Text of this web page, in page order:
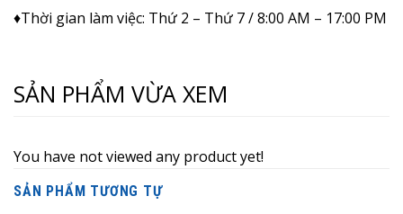
♦Thời gian làm việc: Thứ 2 – Thứ 7 / 8:00 AM – 17:00 PM
SẢN PHẨM VỪA XEM
You have not viewed any product yet!
SẢN PHẨM TƯƠNG TỰ